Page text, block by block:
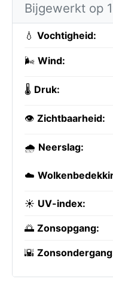
Bijgewerkt op
💧 Vochtigheid:
🌬️ Wind:
🌡️ Druk:
👁️ Zichtbaarheid:
🌧️ Neerslag:
☁️
☀️ UV-index:
🌅 Zonsopgang:
🌇